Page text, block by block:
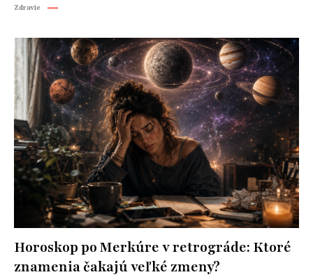
Zdravie
Horoskop po Merkúre v retrográde: Ktoré
znamenia čakajú veľké zmeny?